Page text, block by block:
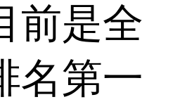
前是全
名第一